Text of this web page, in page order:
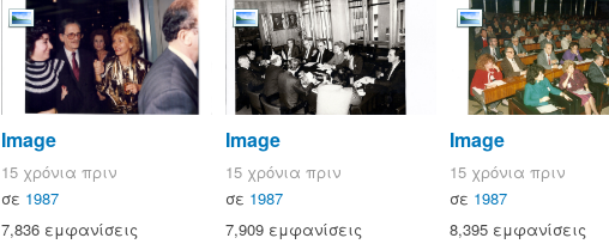
Image
15 χρόνια πριν
σε 1987
7,836 εμφανίσεις
Image
15 χρόνια πριν
σε 1987
7,909 εμφανίσεις
Image
15 χρόνια πριν
σε 1987
8,395 εμφανίσεις